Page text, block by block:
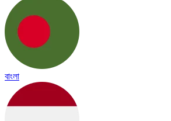
বাংলা